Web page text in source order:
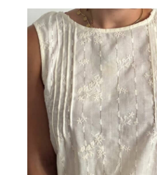
du
plus
récent
au
plus
ancien